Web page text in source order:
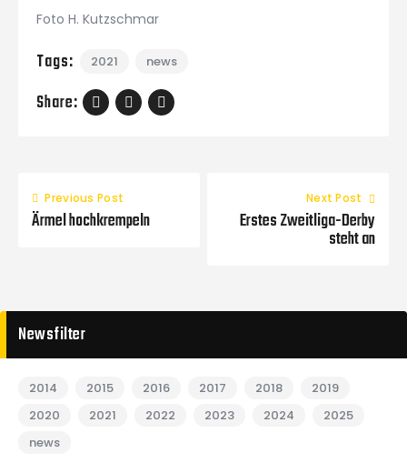
Foto H. Kutzschmar
Tags: 2021 news
Share:
Previous Post
Ärmel hochkrempeln
Next Post
Erstes Zweitliga-Derby
steht an
Newsfilter
2014 2015 2016 2017 2018
2019
2020
2021 2022 2023 2024
2025
news